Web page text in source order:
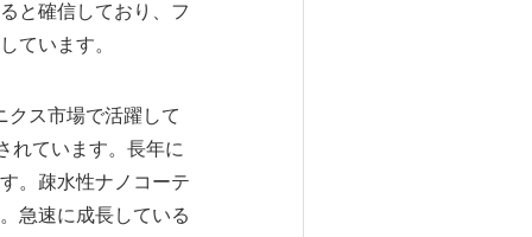
と確信しており、フ
ています。
クス市場で活躍して
れています。長年に
。疎水性ナノコーテ
急速に成長している